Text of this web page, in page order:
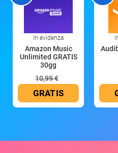
In evidenza
Amazon Music
Unlimited GRATIS
30gg
10,99 €
GRATIS